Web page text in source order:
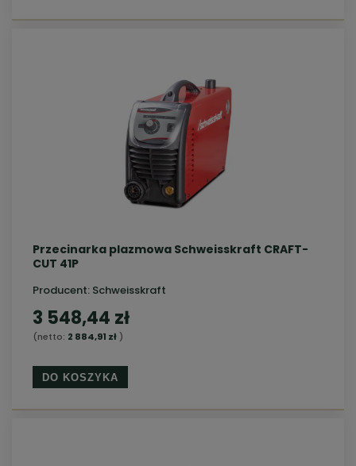
Przecinarka plazmowa Schweisskraft CRAFT-
CUT 41P
Producent: Schweisskraft
3 548,44 zł
(netto: 2 884,91 zł)
DO KOSZYKA